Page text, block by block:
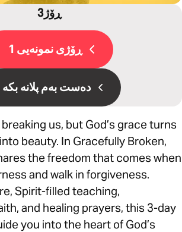
3ڕۆژ
ڕۆژی نمونەیی 1
دەست بەم پلانە بکە
us, but God’s grace turns
beauty. In Gracefully Broken,
the freedom that comes when
and walk in forgiveness.
Spirit-filled teaching,
and healing prayers, this 3-day
you into the heart of God’s